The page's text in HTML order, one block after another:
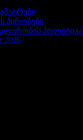
პირობები
პოლიტიკა
2026